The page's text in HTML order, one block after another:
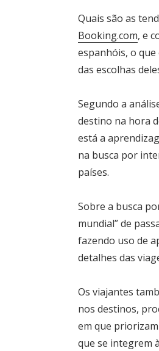
Quais são as
Booking.com, e
espanhóis, o
das escolhas
Segundo a
destino na hora
está a
na busca por
países.
Sobre a busca
mundial” de
fazendo uso de
detalhes das
Os viajantes
nos destinos,
em que
que se integrem